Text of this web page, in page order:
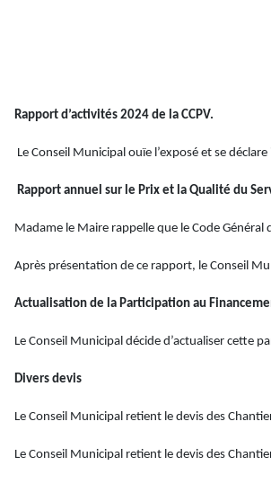
Rapport d’activités 2024 de la CCPV.
Le Conseil Municipal ouïe l’exposé et se
Rapport annuel sur le Prix et la Qualité du
Madame le Maire rappelle que le Code
Après présentation de ce rapport, le Conseil
Actualisation de la Participation au
Le Conseil Municipal décide d’actualiser cette
Divers devis
Le Conseil Municipal retient le devis des
Le Conseil Municipal retient le devis des